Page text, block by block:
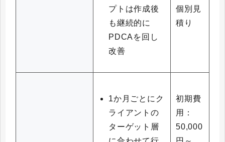
プトは作成後
も継続的に
PDCAを回し
改善
個別見
積り
1か月ごとにク
ライアントの
ターゲット層
初期費
用：
50,000